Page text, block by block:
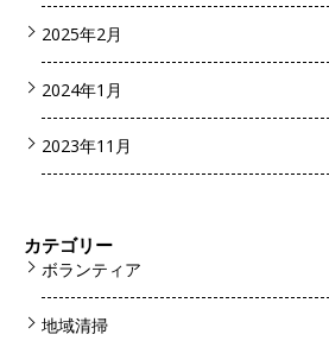
2025年2月
2024年1月
2023年11月
カテゴリー
ボランティア
地域清掃